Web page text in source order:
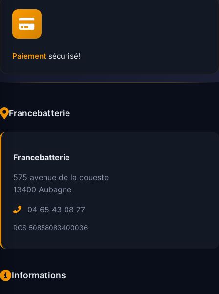
Paiement sécurisé!
Francebatterie
Francebatterie
575 avenue de la coueste
13400 Aubagne
04 65 43 08 77
RCS 50858083400036
Informations